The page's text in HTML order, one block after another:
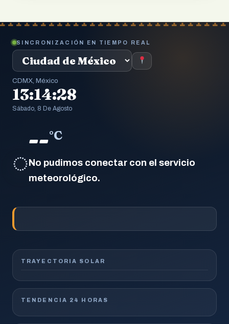
SINCRONIZACIÓN EN TIEMPO REAL
CDMX, México
13:14:29
Sábado, 8 De Agosto
◌
--°C
No pudimos conectar con el servicio
meteorológico.
TRAYECTORIA SOLAR
TENDENCIA 24 HORAS